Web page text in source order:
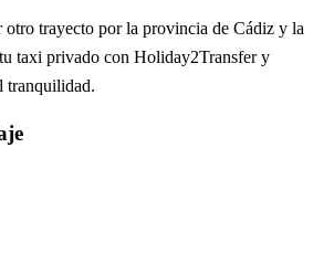
otro trayecto por la provincia de Cádiz y la
taxi privado con Holiday2Transfer y
tranquilidad.